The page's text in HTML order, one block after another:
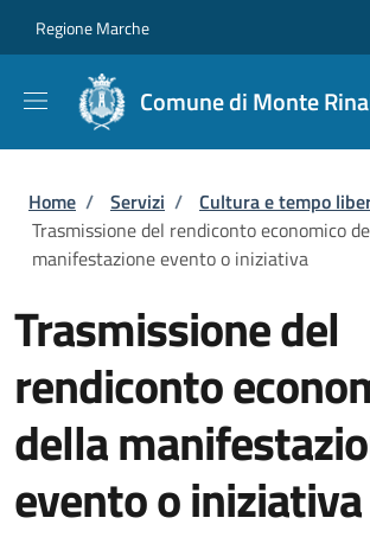
Regione Marche
Comune di Monte
Briciole di pane
Home / Servizi / Cultura e tempo
Trasmissione del rendiconto economico
manifestazione evento o iniziativa
Trasmissione del
rendiconto
della
evento o iniziativa